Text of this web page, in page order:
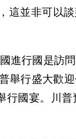
這並非可以
進行國是訪
舉行盛大歡
行國宴。川